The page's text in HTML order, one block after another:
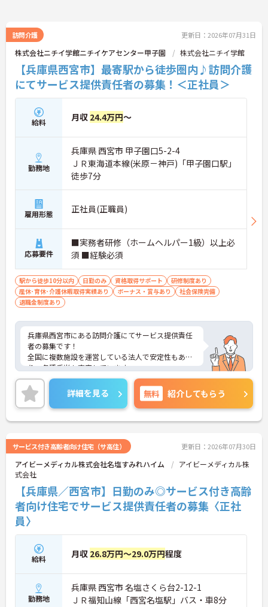
訪問介護 更新日：2026年07月31日
株式会社ニチイ学館ニチイケアセンター甲子園 株式会社ニチイ学館
【兵庫県西宮市】最寄駅から徒歩圏内♪訪問介護
にてサービス提供責任者の募集！＜正社員＞
給料 月収 24.4万円～
勤務地
兵庫県 西宮市 甲子園口5-2-4
ＪＲ東海道本線(米原－神戸)「甲子園口駅」
徒歩7分
雇用形態 正社員(正職員)
応募要件
■実務者研修（ホームヘルパー1級）以上必
須 ■経験必須
駅から徒歩10分以内 日勤のみ 資格取得サポート
研修制度あり
産休･育休･介護休暇取得実績あり
ボーナス・賞与あり
社会保険完備
退職金制度あり
兵庫県西宮市にある訪問介護にてサービス提供責任
者の募集です！
全国に複数施設を運営している法人で安定性もあ
り、各種手当も充実しています。
最寄駅から徒歩4分なので毎日の通勤も楽々♪
ご興味のある方には、面接対策ポイントなど、さら
に詳細をお話しいたしますのでお気軽にご相談くだ
さい！
詳細を見る 無料 紹介してもらう
サービス付き高齢者向け住宅（サ高住） 更新日：2026年07月30日
アイビーメディカル株式会社名塩すみれハイム
アイビーメディカル株
式会社
【兵庫県／西宮市】日勤のみ◎サービス付き高齢
者向け住宅でサービス提供責任者の募集〈正社
員〉
給料 月収 26.8万円～29.0万円程度
勤務地
兵庫県 西宮市 名塩さくら台2-12-1
ＪＲ福知山線「西宮名塩駅」バス・車8分